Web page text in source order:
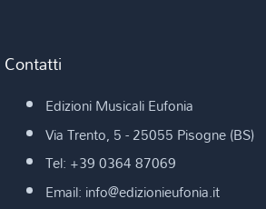
Contatti
Edizioni Musicali Eufonia
Via Trento, 5 - 25055 Pisogne (BS)
Tel: +39 0364 87069
Email: info@edizionieufonia.it